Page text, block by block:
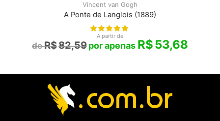
Vincent van Gogh
A Ponte de Langlois (1889)
A partir de
R$82,59 R$53,68